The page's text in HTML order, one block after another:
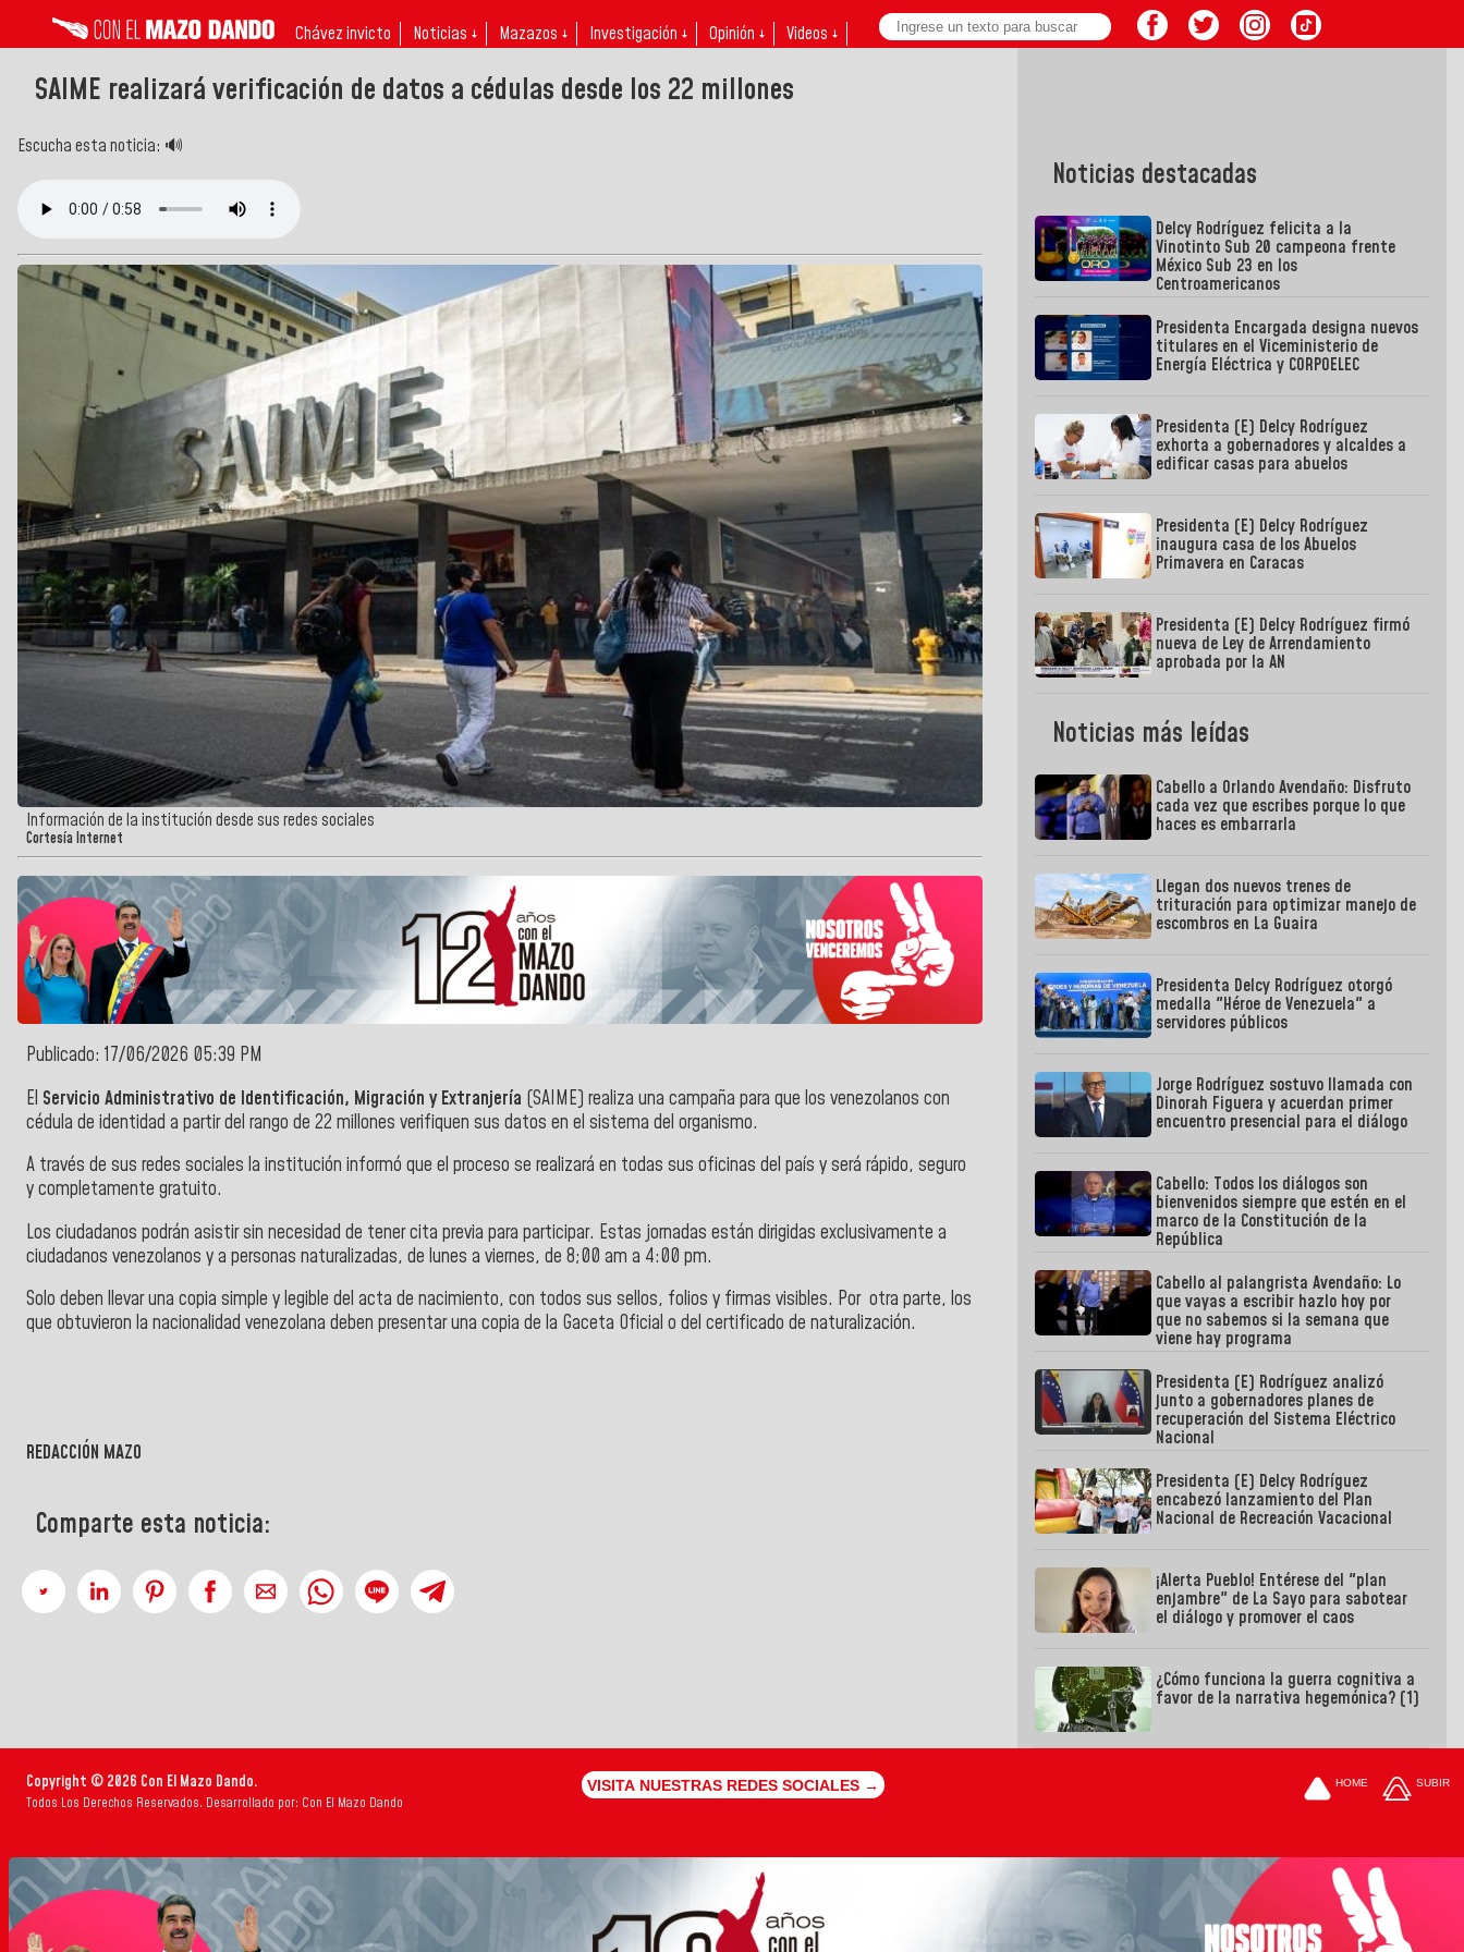
Chávez invicto Noticias ↓ Mazazos ↓ Investigación ↓ Opinión ↓ Videos ↓
SAIME realizará verificación de datos a cédulas desde los 22 millones
Escucha esta noticia: 🔊
Información de la institución desde sus redes sociales
Cortesía Internet
Publicado: 17/06/2026 05:39 PM
El Servicio Administrativo de Identificación, Migración y Extranjería (SAIME) realiza una campaña para que los venezolanos con
cédula de identidad a partir del rango de 22 millones verifiquen sus datos en el sistema del organismo.
A través de sus redes sociales la institución informó que el proceso se realizará en todas sus oficinas del país y será rápido, seguro
y completamente gratuito.
Los ciudadanos podrán asistir sin necesidad de tener cita previa para participar. Estas jornadas están dirigidas exclusivamente a
ciudadanos venezolanos y a personas naturalizadas, de lunes a viernes, de 8;00 am a 4:00 pm.
Solo deben llevar una copia simple y legible del acta de nacimiento, con todos sus sellos, folios y firmas visibles. Por otra parte, los
que obtuvieron la nacionalidad venezolana deben presentar una copia de la Gaceta Oficial o del certificado de naturalización.
REDACCIÓN MAZO
Comparte esta noticia:
Noticias destacadas
Delcy Rodríguez felicita a la
Vinotinto Sub 20 campeona frente
México Sub 23 en los
Centroamericanos
Presidenta Encargada designa nuevos
titulares en el Viceministerio de
Energía Eléctrica y CORPOELEC
Presidenta (E) Delcy Rodríguez
exhorta a gobernadores y alcaldes a
edificar casas para abuelos
Presidenta (E) Delcy Rodríguez
inaugura casa de los Abuelos
Primavera en Caracas
Presidenta (E) Delcy Rodríguez firmó
nueva de Ley de Arrendamiento
aprobada por la AN
Noticias más leídas
Cabello a Orlando Avendaño: Disfruto
cada vez que escribes porque lo que
haces es embarrarla
Llegan dos nuevos trenes de
trituración para optimizar manejo de
escombros en La Guaira
Presidenta Delcy Rodríguez otorgó
medalla "Héroe de Venezuela" a
servidores públicos
Jorge Rodríguez sostuvo llamada con
Dinorah Figuera y acuerdan primer
encuentro presencial para el diálogo
Cabello: Todos los diálogos son
bienvenidos siempre que estén en el
marco de la Constitución de la
República
Cabello al palangrista Avendaño: Lo
que vayas a escribir hazlo hoy por
que no sabemos si la semana que
viene hay programa
Presidenta (E) Rodríguez analizó
junto a gobernadores planes de
recuperación del Sistema Eléctrico
Nacional
Presidenta (E) Delcy Rodríguez
encabezó lanzamiento del Plan
Nacional de Recreación Vacacional
¡Alerta Pueblo! Entérese del "plan
enjambre" de La Sayo para sabotear
el diálogo y promover el caos
¿Cómo funciona la guerra cognitiva a
favor de la narrativa hegemónica? (1)
Copyright © 2026 Con El Mazo Dando.
Todos Los Derechos Reservados. Desarrollado por: Con El Mazo Dando
VISITA NUESTRAS REDES SOCIALES → HOME SUBIR